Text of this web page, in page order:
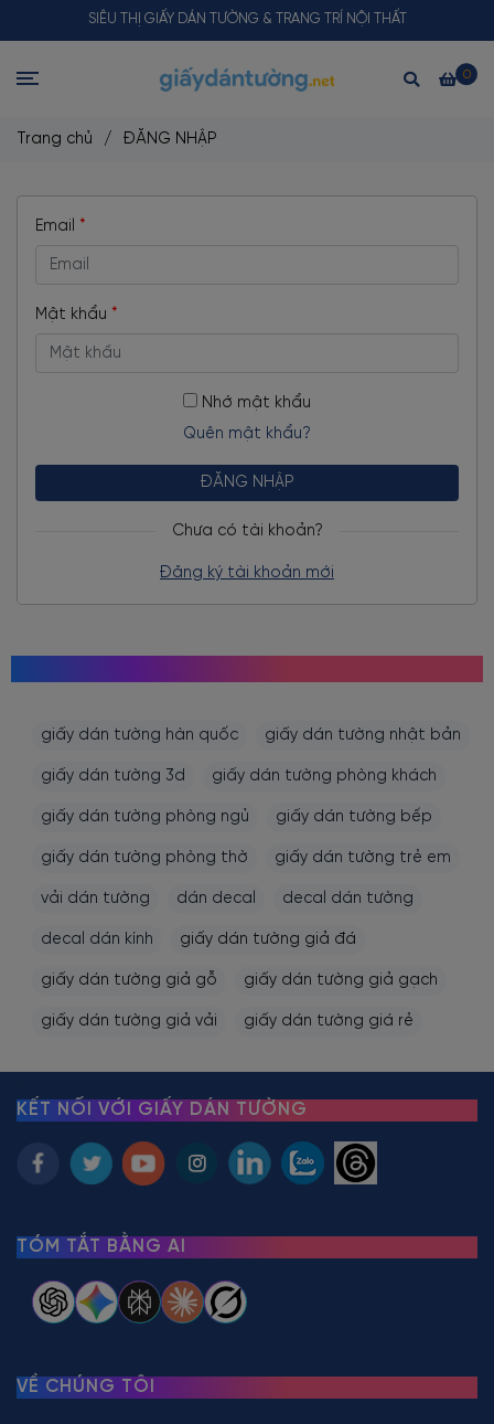
SIÊU THỊ GIẤY DÁN TƯỜNG & TRANG TRÍ NỘI THẤT
0
Trang chủ / ĐĂNG NHẬP
Email *
Mật khẩu *
Nhớ mật khẩu
Quên mật khẩu?
ĐĂNG NHẬP
Chưa có tài khoản?
Đăng ký tài khoản mới
giấy dán tường hàn quốc giấy dán tường nhật bản
giấy dán tường 3d giấy dán tường phòng khách
giấy dán tường phòng ngủ giấy dán tường bếp
giấy dán tường phòng thờ giấy dán tường trẻ em
vải dán tường dán decal decal dán tường
decal dán kính giấy dán tường giả đá
giấy dán tường giả gỗ giấy dán tường giả gạch
giấy dán tường giả vải giấy dán tường giá rẻ
KẾT NỐI VỚI GIẤY DÁN TƯỜNG
TÓM TẮT BẰNG AI
VỀ CHÚNG TÔI